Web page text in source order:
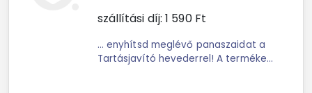
szállítási díj: 1 590Ft
... enyhítsd meglévő panaszaidat a
Tartásjavító hevederrel! A terméket